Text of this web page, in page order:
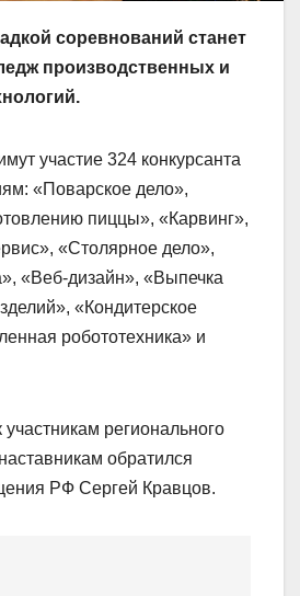
соревнований станет
производственных и
участие 324 конкурсанта
«Поварское дело»,
пиццы», «Карвинг»,
«Столярное дело»,
«Веб-дизайн», «Выпечка
«Кондитерское
робототехника» и
регионального
обратился
РФ Сергей Кравцов.